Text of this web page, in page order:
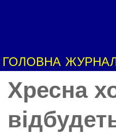
ГОЛОВНА
Хресна